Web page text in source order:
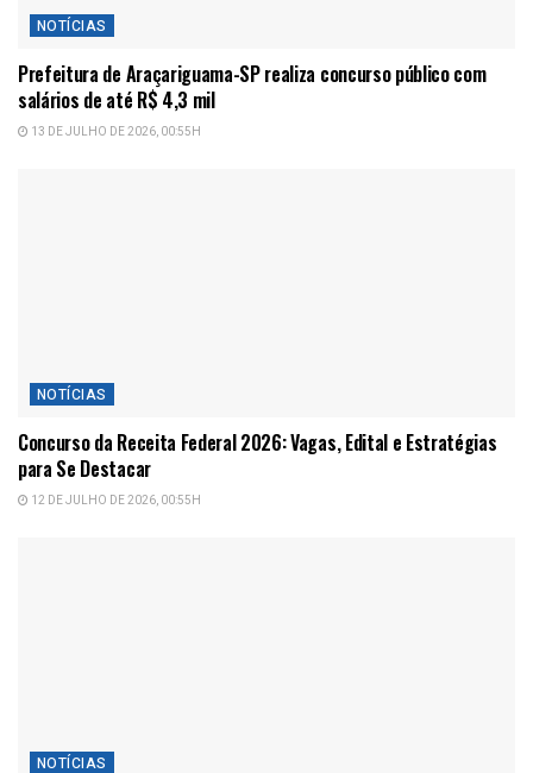
NOTÍCIAS
Prefeitura de Araçariguama-SP realiza concurso público com
salários de até R$ 4,3 mil
13 DE JULHO DE 2026, 00:55H
NOTÍCIAS
Concurso da Receita Federal 2026: Vagas, Edital e Estratégias
para Se Destacar
12 DE JULHO DE 2026, 00:55H
NOTÍCIAS